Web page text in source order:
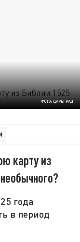
ФОТО: ЦАРЬГРАД
карту из
года
в период